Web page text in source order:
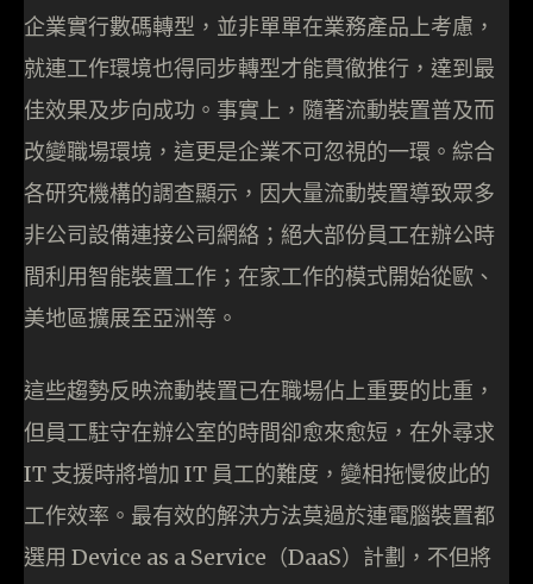
企業實行數碼轉型，並非單單在業務產品上考慮，
就連工作環境也得同步轉型才能貫徹推行，達到最
佳效果及步向成功。事實上，隨著流動裝置普及而
改變職場環境，這更是企業不可忽視的一環。綜合
各研究機構的調查顯示，因大量流動裝置導致眾多
非公司設備連接公司網絡；絕大部份員工在辦公時
間利用智能裝置工作；在家工作的模式開始從歐、
美地區擴展至亞洲等。
這些趨勢反映流動裝置已在職場佔上重要的比重，
但員工駐守在辦公室的時間卻愈來愈短，在外尋求
IT 支援時將增加 IT 員工的難度，變相拖慢彼此的
工作效率。最有效的解決方法莫過於連電腦裝置都
選用 Device as a Service（DaaS）計劃，不但將